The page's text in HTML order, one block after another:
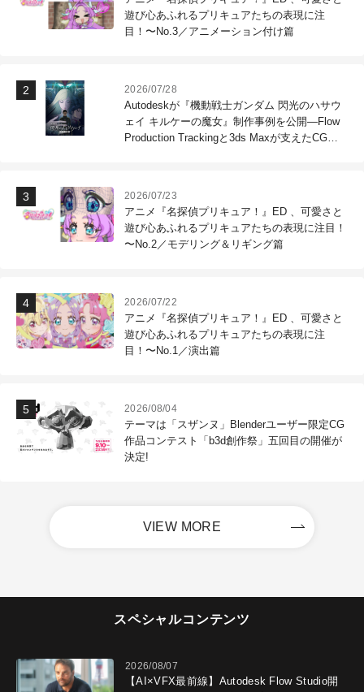
遊び心あふれるプリキュアたちの表現に注
目！〜No.3／アニメーション付け篇
2026/07/28
Autodeskが『機動戦士ガンダム 閃光のハサウ
ェイ キルケーの魔女』制作事例を公開―Flow
Production Trackingと3ds Maxが支えたCG制
2026/07/23
アニメ『名探偵プリキュア！』ED 、可愛さと
遊び心あふれるプリキュアたちの表現に注目！
〜No.2／モデリング＆リギング篇
2026/07/22
アニメ『名探偵プリキュア！』ED 、可愛さと
遊び心あふれるプリキュアたちの表現に注
目！〜No.1／演出篇
2026/08/04
テーマは「スザンヌ」Blenderユーザー限定CG
作品コンテスト「b3d創作祭」五回目の開催が
決定!
VIEW MORE
スペシャルコンテンツ
2026/08/07
【AI×VFX最前線】Autodesk Flow Studio開